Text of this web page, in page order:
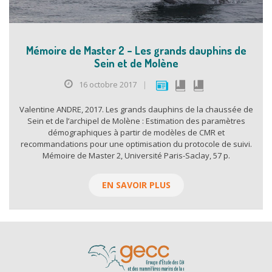
Mémoire de Master 2 – Les grands dauphins de
Sein et de Molène
16 octobre 2017 |
Valentine ANDRE, 2017. Les grands dauphins de la chaussée de
Sein et de l’archipel de Molène : Estimation des paramètres
démographiques à partir de modèles de CMR et
recommandations pour une optimisation du protocole de suivi.
Mémoire de Master 2, Université Paris-Saclay, 57 p.
EN SAVOIR PLUS